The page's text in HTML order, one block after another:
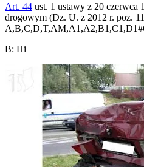
Art. 44 ust. 1 ustawy z 20 czerwca
drogowym (Dz. U. z 2012 r. poz.
A,B,C,D,T,AM,A1,A2,B1,C1,D1#
B: Ні